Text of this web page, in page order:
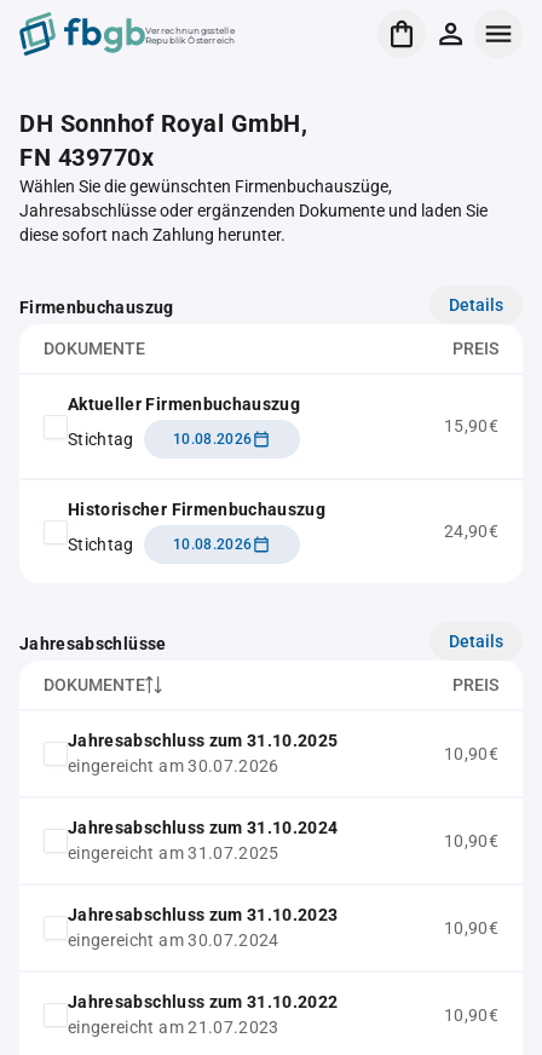
Verrechnungsstelle
Republik Österreich
DH Sonnhof Royal GmbH,
FN 439770x
Wählen Sie die gewünschten Firmenbuchauszüge,
Jahresabschlüsse oder ergänzenden Dokumente und laden Sie
diese sofort nach Zahlung herunter.
Firmenbuchauszug Details
DOKUMENTE PREIS
Aktueller Firmenbuchauszug
Stichtag
10.08.2026
15,90€
Historischer Firmenbuchauszug
Stichtag
10.08.2026
24,90€
Jahresabschlüsse Details
DOKUMENTE PREIS
Jahresabschluss zum 31.10.2025
eingereicht am 30.07.2026
10,90€
Jahresabschluss zum 31.10.2024
eingereicht am 31.07.2025
10,90€
Jahresabschluss zum 31.10.2023
eingereicht am 30.07.2024
10,90€
Jahresabschluss zum 31.10.2022
eingereicht am 21.07.2023
10,90€